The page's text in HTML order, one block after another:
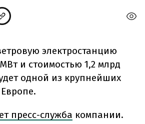
электростанцию
и стоимостью 1,2 млрд
одной из крупнейших
пресс-служба компании.